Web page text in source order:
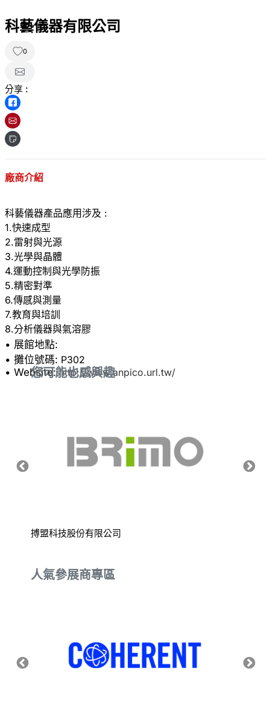
科藝儀器有限公司
0
分享 :
廠商介紹
科藝儀器產品應用涉及 :
1.快速成型
2.雷射與光源
3.光學與晶體
4.運動控制與光學防振
5.精密對準
6.傳感與測量
7.教育與培訓
• 展館地點:
• 攤位號碼: P302
• Website:http://www.anpico.url.tw/
您可能也感興趣
搏盟科技股份有限公司
人氣參展商專區